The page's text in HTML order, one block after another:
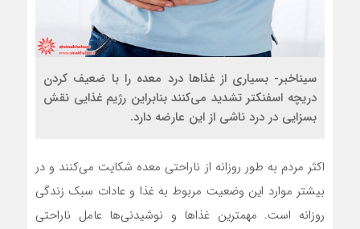
سیناخبر- بسیاری از غذا‌ها درد معده را با ضعیف کردن
دریچه اسفنکتر تشدید می‌کنند بنابراین رژیم غذایی نقش
بسزایی در درد ناشی از این عارضه دارد.
اکثر مردم به طور روزانه از ناراحتی معده شکایت می‌کنند و در
بیشتر موارد این وضعیت مربوط به غذا و عادات سبک زندگی
روزانه است. مهمترین غذا‌ها و نوشیدنی‌ها عامل ناراحتی